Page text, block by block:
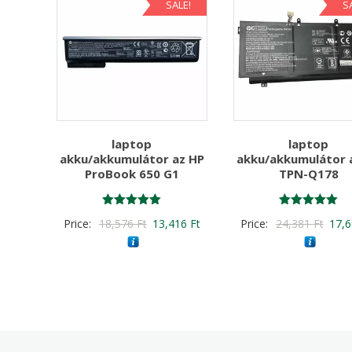
SALE!
laptop
akku/akkumulátor az HP
ProBook 650 G1
5.00
/ 5
Price: 18,576Ft Original
13,416 FtCurrent
laptop
akku/akkumulátor
TPN-Q178
5.00
/ 5
Price: 24,381Ft